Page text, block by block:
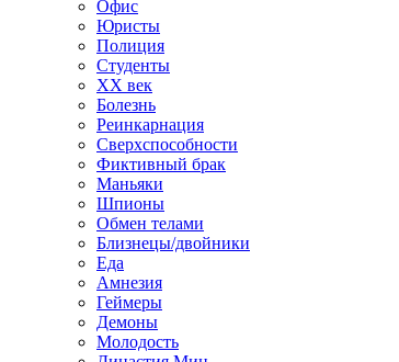
Офис
Юристы
Полиция
Студенты
ХХ век
Болезнь
Реинкарнация
Сверхспособности
Фиктивный брак
Маньяки
Шпионы
Обмен телами
Близнецы/двойники
Еда
Амнезия
Геймеры
Демоны
Молодость